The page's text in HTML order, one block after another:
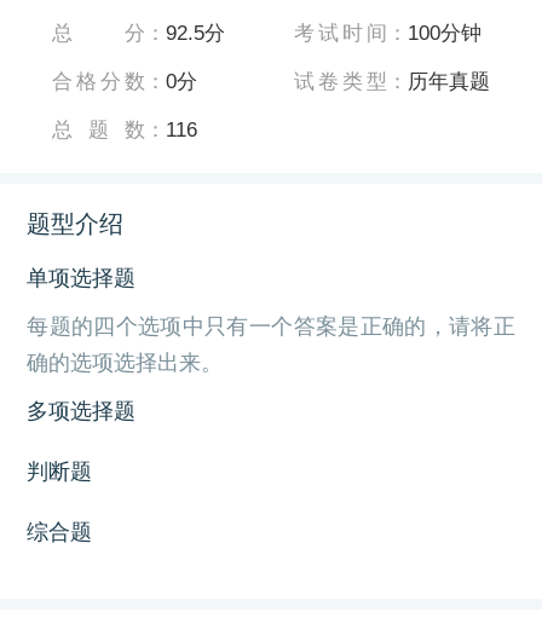
总分 ：92.5分
合格分数 ：0分
总题数 ： 116
考试时间 ： 100分钟
试卷类型 ： 历年真题
题型介绍
单项选择题
每题的四个选项中只有一个答案是正确的，请将正
确的选项选择出来。
多项选择题
判断题
综合题